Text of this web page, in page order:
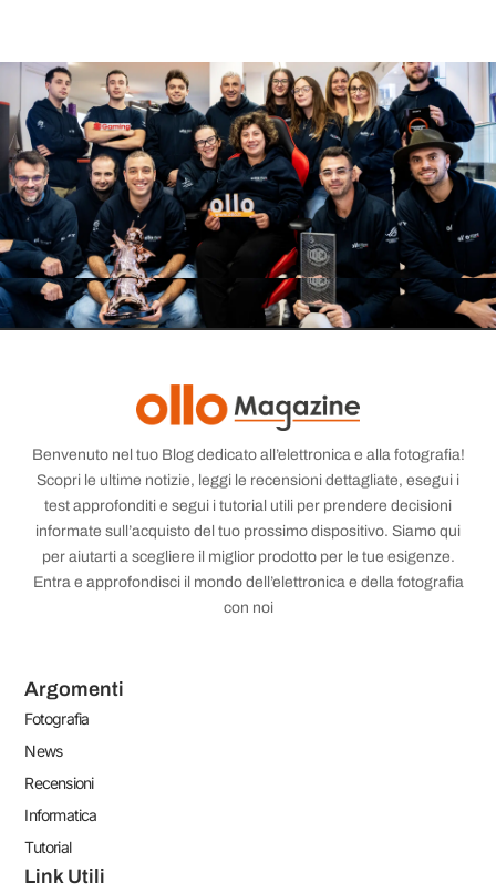
Benvenuto nel tuo Blog dedicato all’elettronica e alla fotografia!
Scopri le ultime notizie, leggi le recensioni dettagliate, esegui i
test approfonditi e segui i tutorial utili per prendere decisioni
informate sull’acquisto del tuo prossimo dispositivo. Siamo qui
per aiutarti a scegliere il miglior prodotto per le tue esigenze.
Entra e approfondisci il mondo dell’elettronica e della fotografia
con noi
Argomenti
Fotografia
News
Recensioni
Informatica
Tutorial
Link Utili